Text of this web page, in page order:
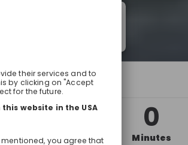
30, 2020 10:15 AM
0
Hours
0
Minutes